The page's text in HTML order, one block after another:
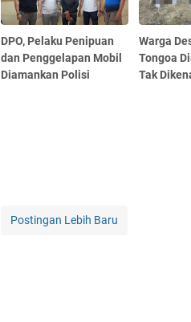
DPO, Pelaku Penipuan
dan Penggelapan Mobil
Diamankan Polisi
Warga
Tongoa
Tak
Postingan Lebih Baru